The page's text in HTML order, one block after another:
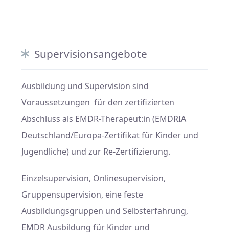
Supervisionsangebote
Ausbildung und Supervision sind
Voraussetzungen für den zertifizierten
Abschluss als EMDR-Therapeut:in (EMDRIA
Deutschland/Europa-Zertifikat für Kinder und
Jugendliche) und zur Re-Zertifizierung.
Einzelsupervision, Onlinesupervision,
Gruppensupervision, eine feste
Ausbildungsgruppen und Selbsterfahrung,
EMDR Ausbildung für Kinder und